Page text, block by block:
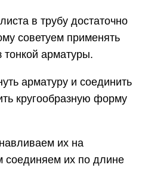
в трубу достаточно
советуем применять
тонкой арматуры.
арматуру и соединить
кругообразную форму
их на
соединяем их по длине